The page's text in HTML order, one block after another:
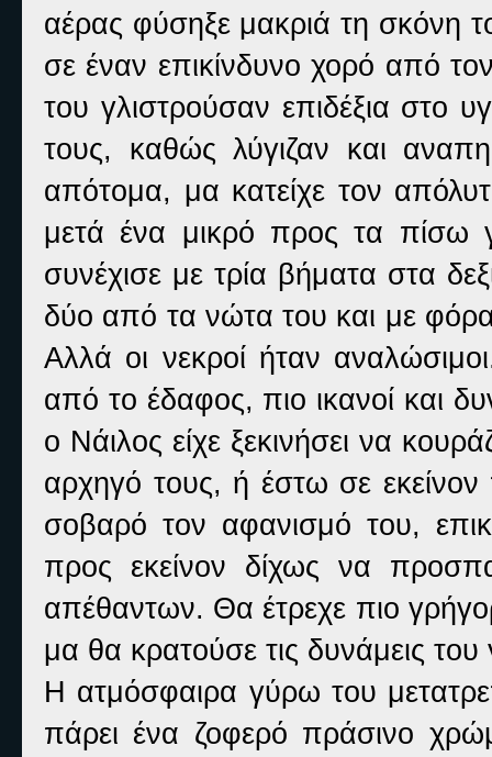
αέρας φύσηξε μακριά τη σκόνη
σε έναν επικίνδυνο χορό από
του γλιστρούσαν επιδέξια στο
τους, καθώς λύγιζαν και
απότομα, μα κατείχε τον
μετά ένα μικρό προς τα πίσω
συνέχισε με τρία βήματα στα
δύο από τα νώτα του και με
Αλλά οι νεκροί ήταν
από το έδαφος, πιο ικανοί και
ο Νάιλος είχε ξεκινήσει να
αρχηγό τους, ή έστω σε
σοβαρό τον αφανισμό του,
προς εκείνον δίχως να
απέθαντων. Θα έτρεχε πιο
μα θα κρατούσε τις δυνάμεις του
Η ατμόσφαιρα γύρω του
πάρει ένα ζοφερό πράσινο